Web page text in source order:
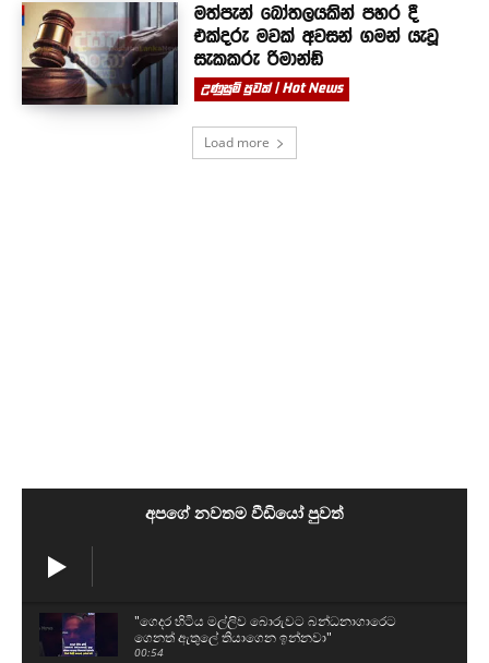
මත්පැන් බෝතලයකින් පහර දී
එක්දරු මවක් අවසන් ගමන් යැවූ
සැකකරු රිමාන්ඩ්
උණුසුම් පුවත් | Hot News
Load more
අපගේ නවතම වීඩියෝ පුවත්
"ගෙදර හිටිය මල්ලිව බොරුවට බන්ධනාගාරෙට
ගෙනත් ඇතුලේ තියාගෙන ඉන්නවා"
00:54